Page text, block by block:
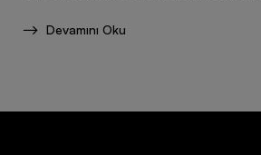
Devamını Oku